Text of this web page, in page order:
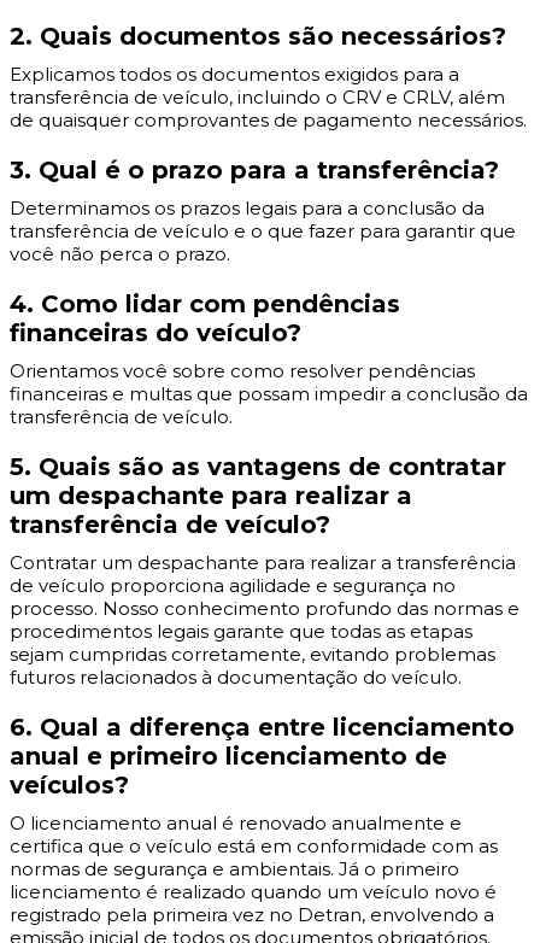
2. Quais documentos são necessários?
Explicamos todos os documentos exigidos para a
transferência de veículo, incluindo o CRV e CRLV, além
de quaisquer comprovantes de pagamento necessários.
3. Qual é o prazo para a transferência?
Determinamos os prazos legais para a conclusão da
transferência de veículo e o que fazer para garantir que
você não perca o prazo.
4. Como lidar com pendências
financeiras do veículo?
Orientamos você sobre como resolver pendências
financeiras e multas que possam impedir a conclusão da
transferência de veículo.
5. Quais são as vantagens de contratar
um despachante para realizar a
transferência de veículo?
Contratar um despachante para realizar a transferência
de veículo proporciona agilidade e segurança no
processo. Nosso conhecimento profundo das normas e
procedimentos legais garante que todas as etapas
sejam cumpridas corretamente, evitando problemas
futuros relacionados à documentação do veículo.
6. Qual a diferença entre licenciamento
anual e primeiro licenciamento de
veículos?
O licenciamento anual é renovado anualmente e
certifica que o veículo está em conformidade com as
normas de segurança e ambientais. Já o primeiro
licenciamento é realizado quando um veículo novo é
registrado pela primeira vez no Detran, envolvendo a
emissão inicial de todos os documentos obrigatórios.